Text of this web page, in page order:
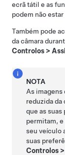
ecrã tátil e as
podem não
Também pode
da câmara
Controlos >
NOTA
As imagens
reduzida da
que as
permitam,
seu veículo
suas
Controlos